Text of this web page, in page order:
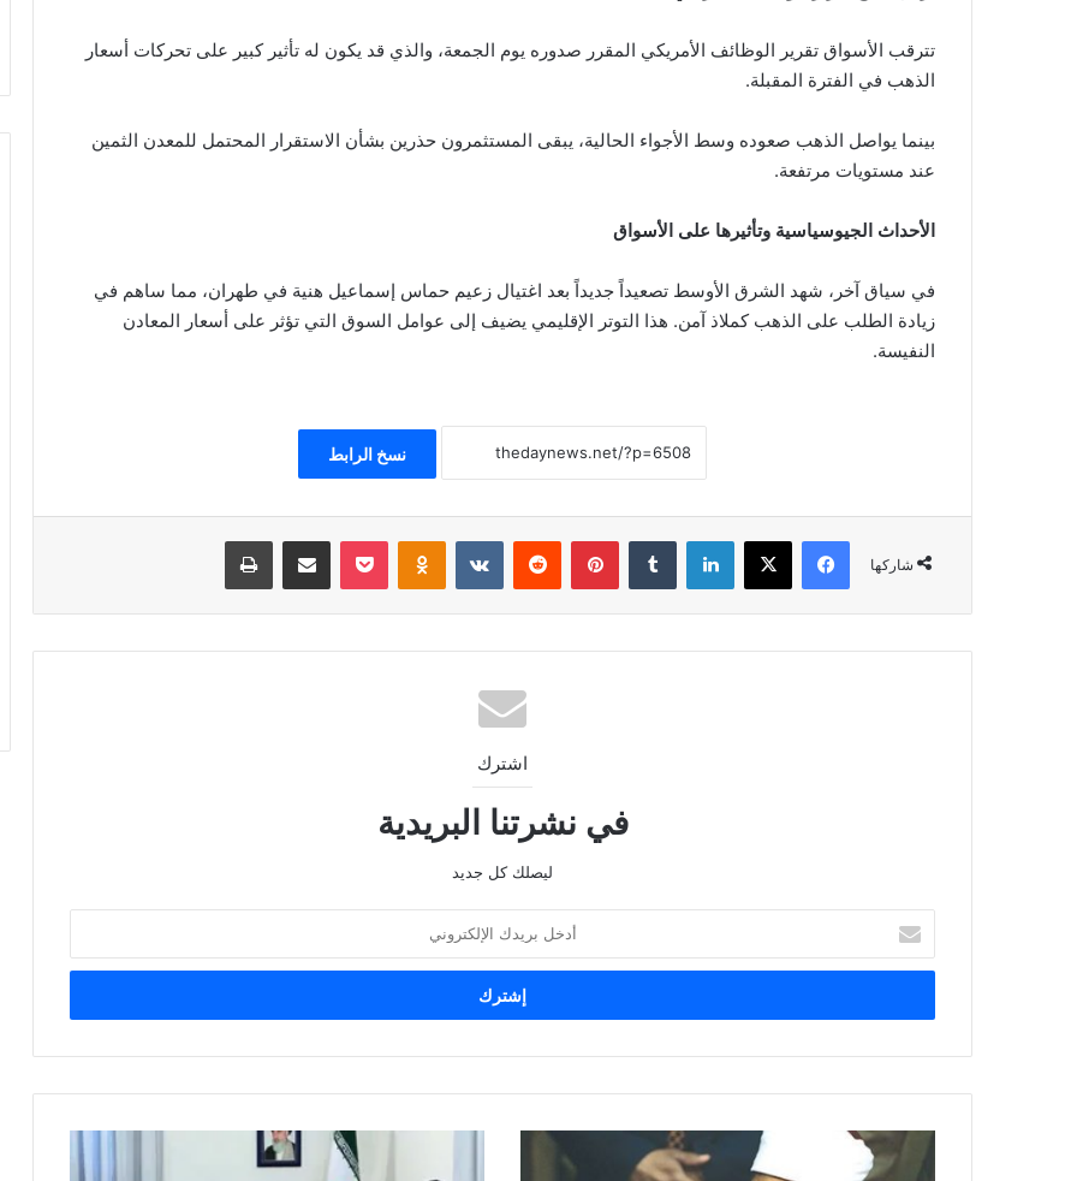
تترقب الأسواق تقرير الوظائف الأمريكي المقرر صدوره يوم الجمعة، والذي قد يكون له تأثير كبير على تحركات أسعار
الذهب في الفترة المقبلة.
بينما يواصل الذهب صعوده وسط الأجواء الحالية، يبقى المستثمرون حذرين بشأن الاستقرار المحتمل للمعدن الثمين
عند مستويات مرتفعة.
الأحداث الجيوسياسية وتأثيرها على الأسواق
في سياق آخر، شهد الشرق الأوسط تصعيداً جديداً بعد اغتيال زعيم حماس إسماعيل هنية في طهران، مما ساهم في
زيادة الطلب على الذهب كملاذ آمن. هذا التوتر الإقليمي يضيف إلى عوامل السوق التي تؤثر على أسعار المعادن
النفيسة.
نسخ الرابط
شاركها
فيسبوك ‫X لينكدإن بينتيريست Odnoklassniki
‫Pocket مشاركة عبر البريد طباعة
اشترك
في نشرتنا البريدية
ليصلك كل جديد
بريدك
الإلكتروني
شيخ
الأزهر